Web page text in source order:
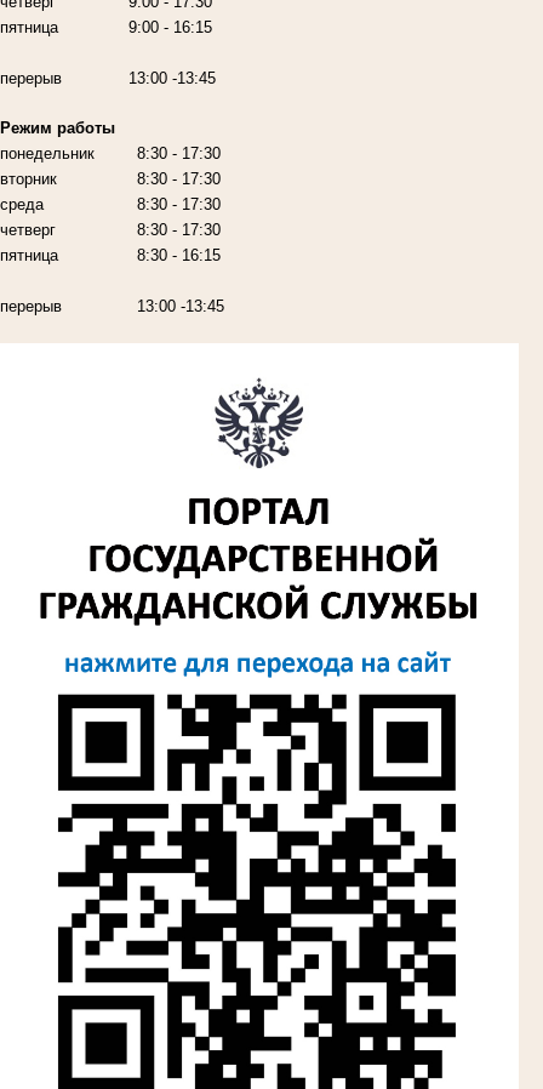
пятница
9:00 - 16:15
перерыв 13:00 -13:45
Режим работы
понедельник
вторник
среда
четверг
пятница
перерыв
8:30 - 17:30
8:30 - 17:30
8:30 - 17:30
8:30 - 17:30
8:30 - 16:15
13:00 -13:45